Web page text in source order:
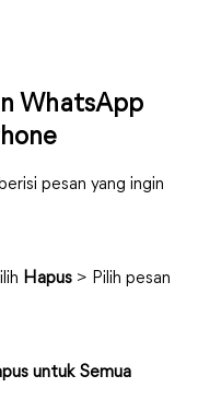
WhatsApp
pesan yang ingin
Hapus > Pilih pesan
untuk Semua